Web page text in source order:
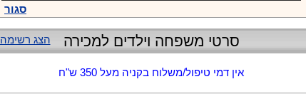
סגור
הצג רשימה סרטי משפחה וילדים למכירה
אין דמי טיפול/משלוח בקניה מעל 350 ש"ח